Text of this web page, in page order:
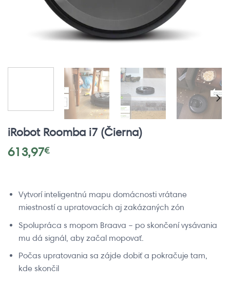
iRobot Roomba i7 (Čierna)
613,97€
Vytvorí inteligentnú mapu domácnosti vrátane
miestností a upratovacích aj zakázaných zón
Spolupráca s mopom Braava – po skončení vysávania
mu dá signál, aby začal mopovať.
Počas upratovania sa zájde dobiť a pokračuje tam,
kde skončil